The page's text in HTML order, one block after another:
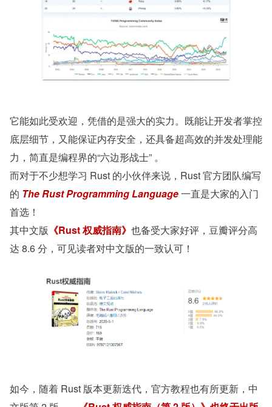
它能如此受欢迎，凭借的是强大的实力。既能让开发者掌控
底层细节，又能保证内存安全，还具备超高效的并发处理能
力，简直是编程界的“六边形战士” 。
而对于不少想学习 Rust 的小伙伴来说，Rust 官方团队编写
的 The Rust Programming Language 一直是大家的入门
首选！
其中文版 《Rust 权威指南》 也备受大家好评，豆瓣评分高
达 8.6 分，可见读者对中文版的一致认可！
如今，随着 Rust 版本更新迭代，官方教程也有所更新，中